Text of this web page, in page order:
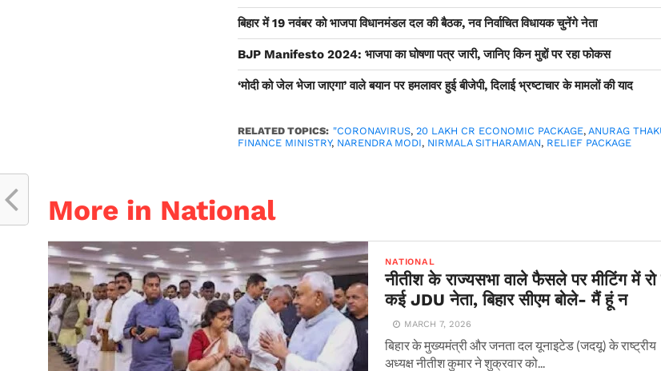
बिहार में 19 नवंबर को भाजपा विधानमंडल दल की बैठक, नव निर्वाचित विधायक चुनेंगे नेता
BJP Manifesto 2024: भाजपा का घोषणा पत्र जारी, जानिए किन मुद्दों पर रहा फोकस
‘मोदी को जेल भेजा जाएगा’ वाले बयान पर हमलावर हुई बीजेपी, दिलाई भ्रष्टाचार के मामलों की याद
RELATED TOPICS: "CORONAVIRUS,20 LAKH CR ECONOMIC PACKAGE,ANURAG
FINANCE MINISTRY, NARENDRA MODI, NIRMALA SITHARAMAN, RELIEF PACKAGE
More in National
NATIONAL
नीतीश के राज्यसभा वाले फैसले पर मीटिंग में
कई JDU नेता, बिहार सीएम बोले- मैं हूं न
MARCH 7, 2026
बिहार के मुख्यमंत्री और जनता दल यूनाइटेड (जदयू) के राष्ट्रीय
अध्यक्ष नीतीश कुमार ने शुक्रवार को...